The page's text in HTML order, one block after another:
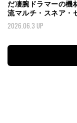
だ凄腕ドラマーの機
流マルチ・スネア・
2026.06.3 UP